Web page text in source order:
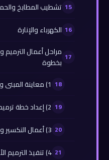
تشطيب المطابخ
الكهرباء والإنارة
مراحل أعمال
بخطوة
1) معاينة المبنى وتحديد المشاكل
2) إعداد خطة ترميم وتكلفة تقريبية
3) أعمال التكسير والإزالة
4) تنفيذ الترميم الأساسي